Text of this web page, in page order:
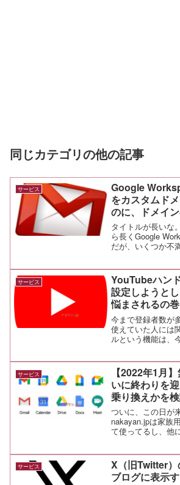
同じカテゴリの他の記事
サービス
Google
をカスタムド
のに、ドメイ
「Gmailを有効
れてしまう場
タイトルが長いな
ら長くGoogle
だが、いくつか不
価値がある素晴ら
ミリーグループ
んとかしてくれ。
ルの件。
サービス
YouTubeハン
設定しようと
悩まされるの巻
今まで登録者数が
使えていた人には
ルという機能は、
字の羅列だった零
Twitterのような
専用のURLを持
とだ。
サービス
【2022年1月
いに終わりを
乗り換えかを
ついに、この日が
nakayan.jpは家族
て使ってるし、他
償版Gsuite（G
ン）を何個か維
るか考えねば。ま
サービス
X（旧Twitter
ブログに表示